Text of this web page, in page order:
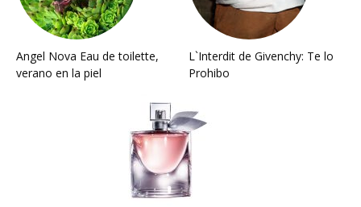
Angel Nova Eau de toilette,
verano en la piel
L`Interdit de Givenchy: Te lo
Prohibo